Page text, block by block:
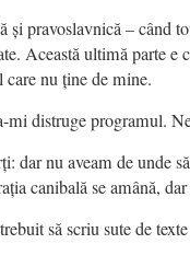
și pravoslavnică – când
Această ultimă parte e
nu ține de mine.
mi distruge programul.
dar nu aveam de unde
canibală se amână,
să scriu sute de